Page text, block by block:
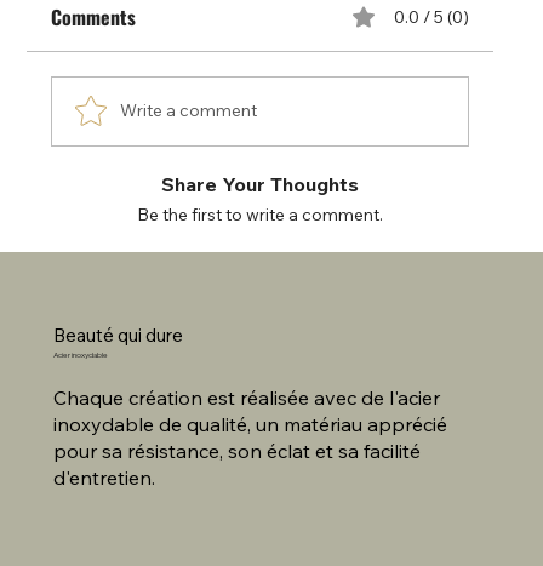
Comments 0.0 / 5 (0)
Write a comment
Share Your Thoughts
Be the first to write a comment.
Beauté qui dure
Acier inoxydable
Chaque création est réalisée avec de l'acier
inoxydable de qualité, un matériau apprécié
pour sa résistance, son éclat et sa facilité
d'entretien.